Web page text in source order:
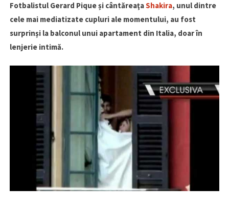
Fotbalistul Gerard Pique și cântăreaţaShakira, unul dintre
cele mai mediatizate cupluri ale momentului, au fost
surprinși la balconul unui apartament din Italia, doar în
lenjerie intimă.